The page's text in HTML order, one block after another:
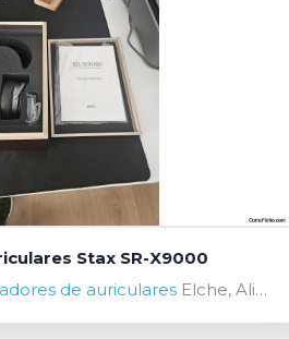
Stax SR-X9000
de auriculares Elche, Alicante, Spain